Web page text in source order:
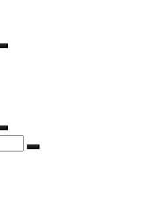
Suche
Suche
Suche